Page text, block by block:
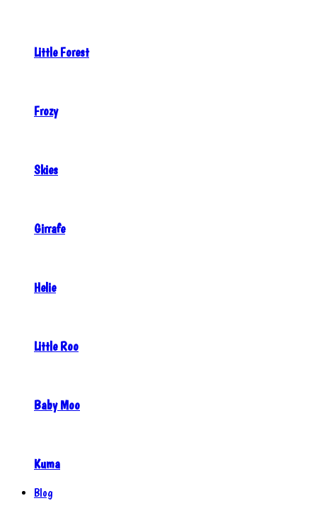
Little Forest
Frozy
Skies
Girrafe
Helie
Little Roo
Baby Moo
Kuma
Blog